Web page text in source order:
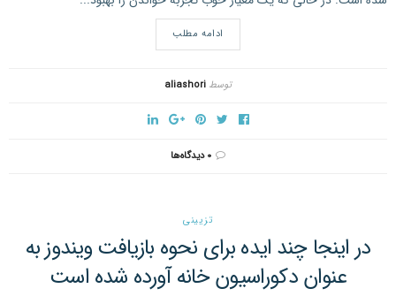
ادامه مطلب
توسط aliashori
۰ دیدگاه‌ها
تزیینی
در اینجا چند ایده برای نحوه بازیافت ویندوز به
عنوان دکوراسیون خانه آورده شده است